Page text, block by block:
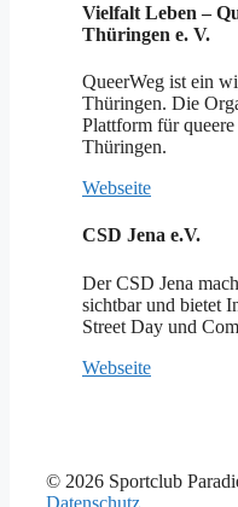
Vielfalt Leben –
Thüringen e. V.
QueerWeg ist ein
Thüringen. Die
Plattform für
Thüringen.
Webseite
CSD Jena e.V.
Der CSD Jena
sichtbar und bietet
Street Day und
Webseite
© 2026 Sportclub
Datenschutz